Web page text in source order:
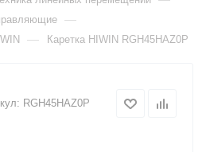
—
— Каретка HIWIN RGH45HAZ0P
RGH45HAZ0P